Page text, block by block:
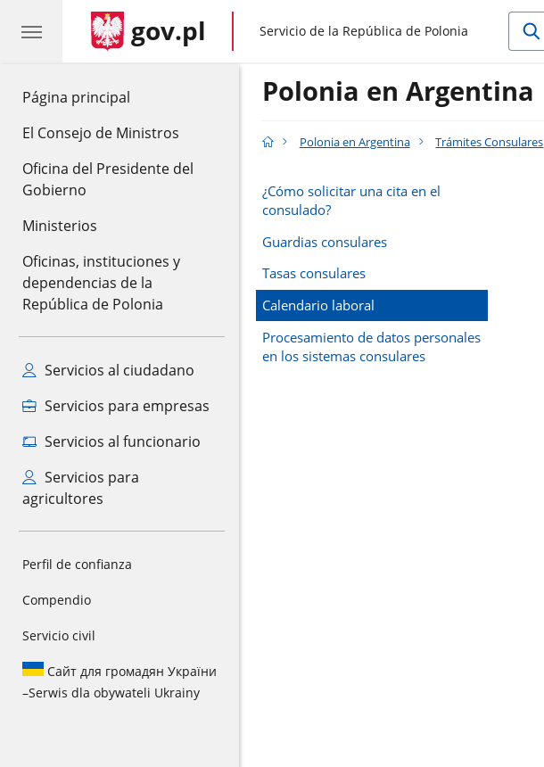
Página principal
El Consejo de Ministros
Oficina del Presidente del
Gobierno
Ministerios
Oficinas, instituciones y
dependencias de la
República de Polonia
Servicios al ciudadano
Servicios para empresas
Servicios al funcionario
Servicios para
agricultores
Perfil de confianza
Compendio
Servicio civil
Сайт для громадян України
–Serwis dla obywateli Ukrainy
gov.pl gov.pl
Servicio de la República de Polonia
Polonia en Argentina
Polonia en Argentina Trámites Consulares
¿Cómo solicitar una cita en el
consulado?
Guardias consulares
Tasas consulares
Calendario laboral
Procesamiento de datos personales
en los sistemas consulares